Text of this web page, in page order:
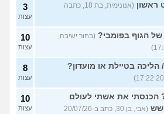
ראשון
(אנונימית, בת 18, כתבה
3
עצות
הגוף בפומבי? (בחור ישיבה,
10
עצות
בטיילת או מועדון? 8
עצות
הכנסתי את אשתי לעולם
(אבי, בן 30, כתב ב-20/07/26
10
עצות